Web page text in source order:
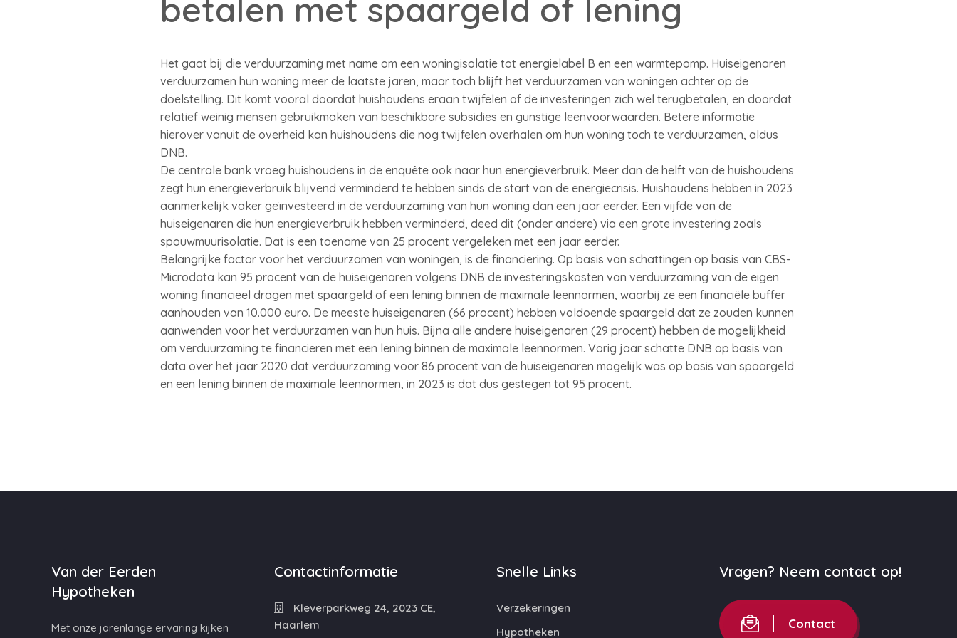
betalen met spaargeld of lening
Het gaat bij die verduurzaming met name om een woningisolatie tot energielabel B en een warmtepomp. Huiseigenaren
verduurzamen hun woning meer de laatste jaren, maar toch blijft het verduurzamen van woningen achter op de
doelstelling. Dit komt vooral doordat huishoudens eraan twijfelen of de investeringen zich wel terugbetalen, en doordat
relatief weinig mensen gebruikmaken van beschikbare subsidies en gunstige leenvoorwaarden. Betere informatie
hierover vanuit de overheid kan huishoudens die nog twijfelen overhalen om hun woning toch te verduurzamen, aldus
DNB.
De centrale bank vroeg huishoudens in de enquête ook naar hun energieverbruik. Meer dan de helft van de huishoudens
zegt hun energieverbruik blijvend verminderd te hebben sinds de start van de energiecrisis. Huishoudens hebben in 2023
aanmerkelijk vaker geïnvesteerd in de verduurzaming van hun woning dan een jaar eerder. Een vijfde van de
huiseigenaren die hun energieverbruik hebben verminderd, deed dit (onder andere) via een grote investering zoals
spouwmuurisolatie. Dat is een toename van 25 procent vergeleken met een jaar eerder.
Belangrijke factor voor het verduurzamen van woningen, is de financiering. Op basis van schattingen op basis van CBS-
Microdata kan 95 procent van de huiseigenaren volgens DNB de investeringskosten van verduurzaming van de eigen
woning financieel dragen met spaargeld of een lening binnen de maximale leennormen, waarbij ze een financiële buffer
aanhouden van 10.000 euro. De meeste huiseigenaren (66 procent) hebben voldoende spaargeld dat ze zouden kunnen
aanwenden voor het verduurzamen van hun huis. Bijna alle andere huiseigenaren (29 procent) hebben de mogelijkheid
om verduurzaming te financieren met een lening binnen de maximale leennormen. Vorig jaar schatte DNB op basis van
data over het jaar 2020 dat verduurzaming voor 86 procent van de huiseigenaren mogelijk was op basis van spaargeld
en een lening binnen de maximale leennormen, in 2023 is dat dus gestegen tot 95 procent.
Van der Eerden
Hypotheken
Met onze jarenlange ervaring kijken
Contactinformatie
Kleverparkweg 24, 2023 CE,
Haarlem
Snelle Links
Verzekeringen
Hypotheken
Vragen? Neem contact op!
Contact